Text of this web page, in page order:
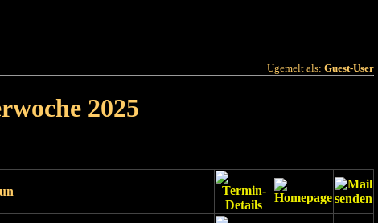
Ugemelt als: Guest-User
2025